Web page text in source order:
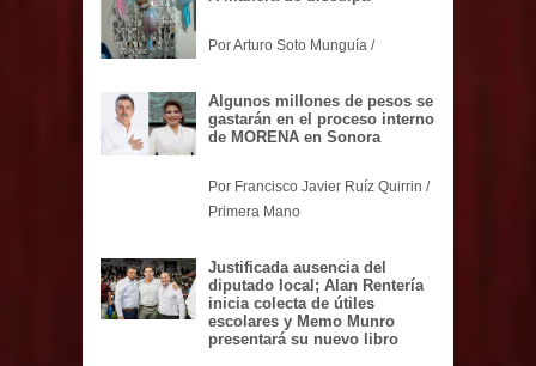
Por Arturo Soto Munguía /
Algunos millones de pesos se
gastarán en el proceso interno
de MORENA en Sonora
Por Francisco Javier Ruíz Quirrin /
Primera Mano
Justificada ausencia del
diputado local; Alan Rentería
inicia colecta de útiles
escolares y Memo Munro
presentará su nuevo libro